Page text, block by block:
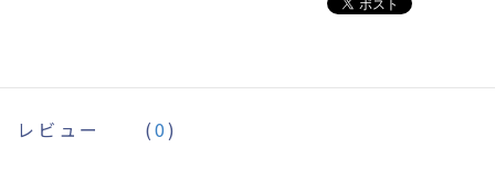
レビュー (0)